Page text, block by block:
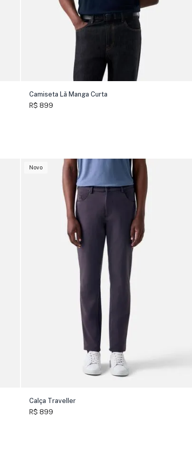
Camiseta Lã Manga Curta
R$ 899
Novo
Calça Traveller
R$ 899